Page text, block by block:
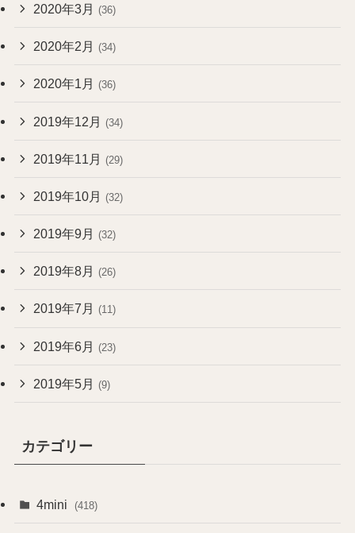
2020年3月 (36)
2020年2月 (34)
2020年1月 (36)
2019年12月 (34)
2019年11月 (29)
2019年10月 (32)
2019年9月 (32)
2019年8月 (26)
2019年7月 (11)
2019年6月 (23)
2019年5月 (9)
カテゴリー
4mini (418)